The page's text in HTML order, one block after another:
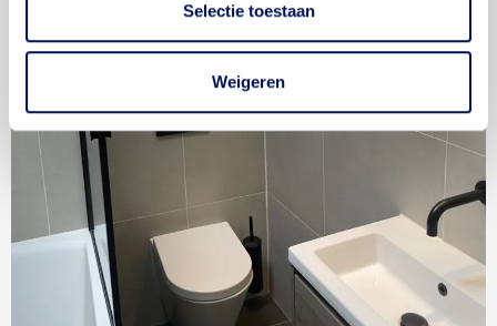
Selectie toestaan
Weigeren